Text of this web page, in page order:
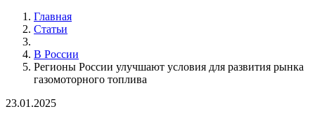
Главная
Статьи
В России
Регионы России улучшают условия для развития рынка
газомоторного топлива
23.01.2025